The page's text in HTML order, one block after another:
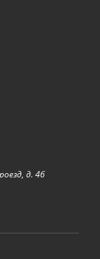
д. 4б